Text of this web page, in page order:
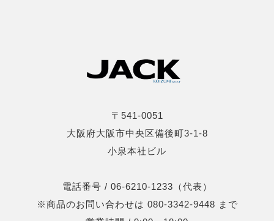
〒541-0051
大阪府大阪市中央区備後町3-1-8
小泉本社ビル
電話番号 / 06-6210-1233（代表）
※商品のお問い合わせは 080-3342-9448 まで